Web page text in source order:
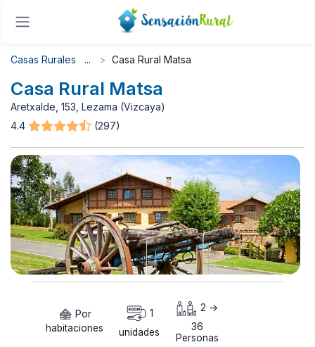
Casas Rurales Casa Rural Matsa
Casa Rural Matsa
Aretxalde, 153, Lezama (Vizcaya)
4.4
(297)
Por
habitaciones
1
unidades
2 ->
36
Personas